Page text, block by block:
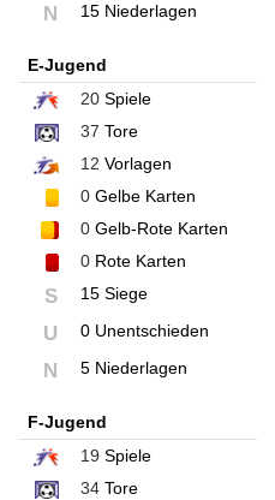
N 15 Niederlagen
E-Jugend
20Spiele
37 Tore
12 Vorlagen
0Gelbe Karten
0Gelb-Rote Karten
0Rote Karten
S 15 Siege
U 0 Unentschieden
N 5 Niederlagen
F-Jugend
19 Spiele
34Tore